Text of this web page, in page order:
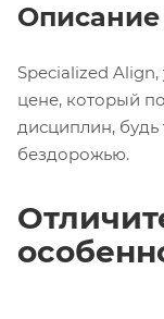
Описание
Specialized
цене, который
дисциплин, будь
бездорожью.